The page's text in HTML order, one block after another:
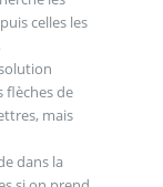
celles les
flèches de
mais
dans la